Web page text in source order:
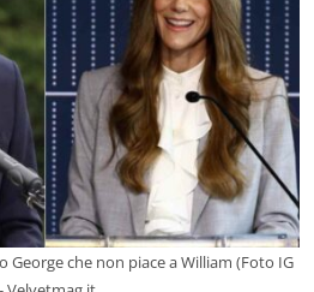
George che non piace a William (Foto IG